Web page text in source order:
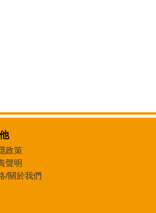
政策
聲明
/關於我們